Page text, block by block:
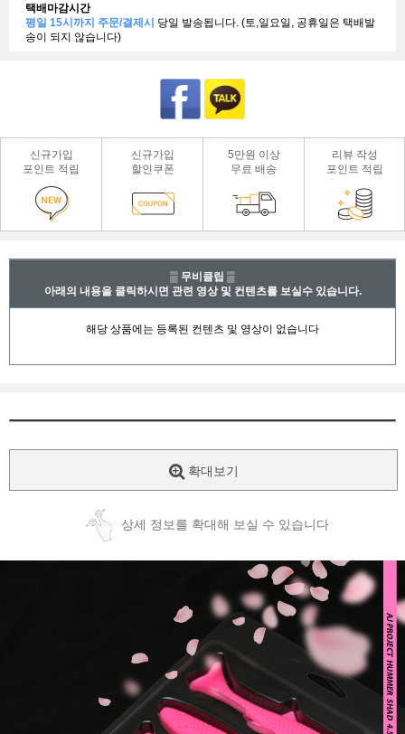
택배마감시간
평일 15시까지 주문/결제시 당일 발송됩니다. (토,일요일, 공휴일은 택배발
송이 되지 않습니다)
신규가입
포인트 적립
신규가입
할인쿠폰
5만원 이상
무료 배송
리뷰 작성
포인트 적립
▒ 무비클립 ▒
아래의 내용을 클릭하시면 관련 영상 및 컨텐츠를 보실수 있습니다.
확대보기
상세 정보를 확대해 보실 수 있습니다